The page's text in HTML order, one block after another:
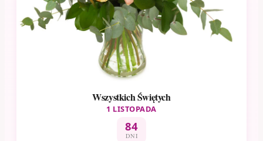
Wszystkich Świętych
1 LISTOPADA
84
DNI